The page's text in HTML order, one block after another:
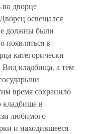
во дворце
освещался
должны были
появляться в
категорически
Вид кладбища, а тем
время сохранило
кладбище в
любимого
и находившееся